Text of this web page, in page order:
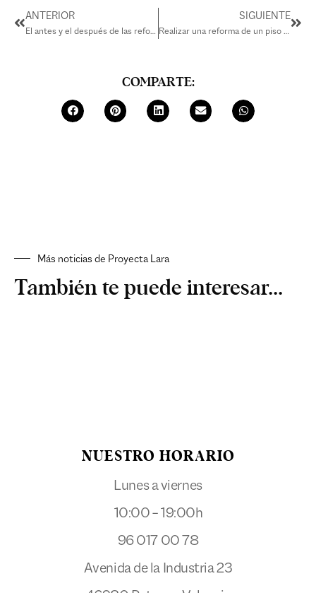
ANTERIOR
El antes y el después de las reformas de Proyecta Lara
SIGUIENTE
Realizar una reforma de un piso antiguo en Valencia
COMPARTE:
Más noticias de Proyecta Lara
También te puede interesar...
NUESTRO HORARIO
Lunes a viernes
10:00 – 19:00h
96 017 00 78
Avenida de la Industria 23